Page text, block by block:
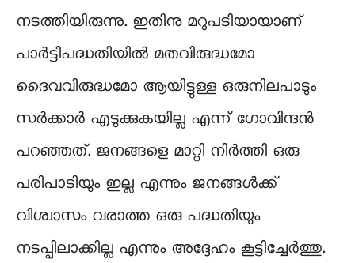
നടത്തിയിരുന്നു. ഇതിനു മറുപടിയായാണ്
പാർട്ടിപദ്ധതിയിൽ മതവിരുദ്ധമോ
ദൈവവിരുദ്ധമോ ആയിട്ടുള്ള ഒരുനിലപാടും
സർക്കാർ എടുക്കുകയില്ല എന്ന് ഗോവിന്ദൻ
പറഞ്ഞത്. ജനങ്ങളെ മാറ്റി നിർത്തി ഒരു
പരിപാടിയും ഇല്ല എന്നും ജനങ്ങൾക്ക്
വിശ്വാസം വരാത്ത ഒരു പദ്ധതിയും
നടപ്പിലാക്കില്ല എന്നും അദ്ദേഹം കൂട്ടിച്ചേർത്തു.